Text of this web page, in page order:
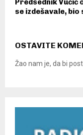
Predsednik Vučić
se izdešavale, bio
OSTAVITE
Žao nam je, da bi